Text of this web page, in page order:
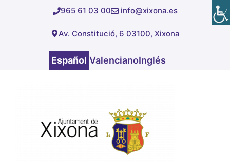
965 61 03 00 info@xixona.es
Av. Constitució, 6 03100, Xixona
Español ValencianoInglés